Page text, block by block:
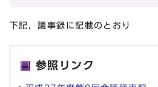
下記，議事録に記載のとおり
参照リンク